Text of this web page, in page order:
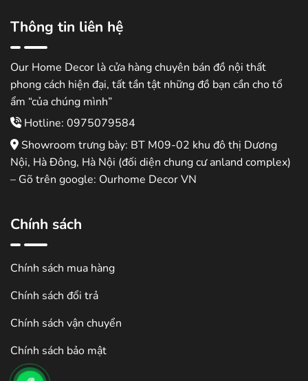
Thông tin liên hệ
Our Home Decor là cửa hàng chuyên bán đồ nội thất
phong cách hiện đại, tất tần tật những đồ bạn cần cho tổ
ẩm “của chúng mình”
Hotline: 0975079584
Showroom trưng bày: BT M09-02 khu đô thị Dương
Nội, Hà Đông, Hà Nội (đối diện chung cư anland complex)
– Gõ trên google: Ourhome Decor VN
Chính sách
Chính sách mua hàng
Chính sách đổi trả
Chính sách vận chuyển
Chính sách bảo mật